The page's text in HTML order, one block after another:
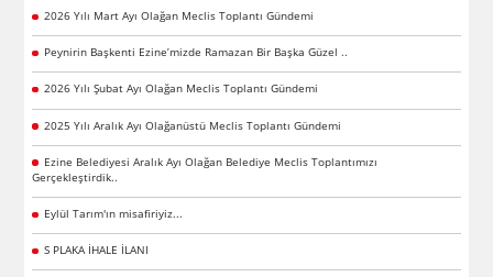
2026 Yılı Mart Ayı Olağan Meclis Toplantı Gündemi
Peynirin Başkenti Ezine’mizde Ramazan Bir Başka Güzel ..
2026 Yılı Şubat Ayı Olağan Meclis Toplantı Gündemi
2025 Yılı Aralık Ayı Olağanüstü Meclis Toplantı Gündemi
Ezine Belediyesi Aralık Ayı Olağan Belediye Meclis Toplantımızı
Gerçekleştirdik..
Eylül Tarım'ın misafiriyiz...
S PLAKA İHALE İLANI